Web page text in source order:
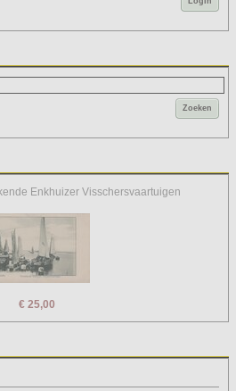
Zoeken
Enkhuizer Visschersvaartuigen
€ 25,00